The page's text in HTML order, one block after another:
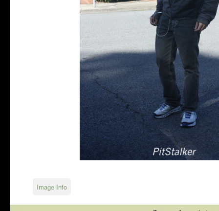
Image Info